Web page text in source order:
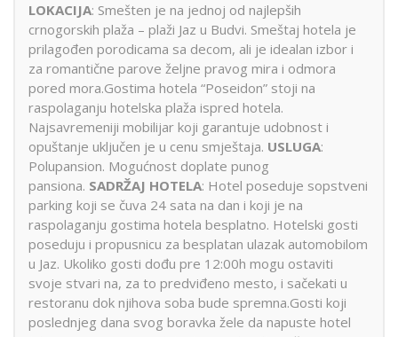
LOKACIJA: Smešten je na jednoj od najlepših
crnogorskih plaža – plaži Jaz u Budvi. Smeštaj hotela je
prilagođen porodicama sa decom, ali je idealan izbor i
za romantične parove željne pravog mira i odmora
pored mora.Gostima hotela “Poseidon” stoji na
raspolaganju hotelska plaža ispred hotela.
Najsavremeniji mobilijar koji garantuje udobnost i
opuštanje uključen je u cenu smještaja. USLUGA:
Polupansion. Mogućnost doplate punog
pansiona. SADRŽAJ HOTELA: Hotel poseduje sopstveni
parking koji se čuva 24 sata na dan i koji je na
raspolaganju gostima hotela besplatno. Hotelski gosti
poseduju i propusnicu za besplatan ulazak automobilom
u Jaz. Ukoliko gosti dođu pre 12:00h mogu ostaviti
svoje stvari na, za to predviđeno mesto, i sačekati u
restoranu dok njihova soba bude spremna.Gosti koji
poslednjeg dana svog boravka žele da napuste hotel